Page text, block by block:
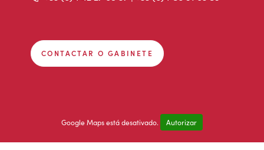
CONTACTAR O GABINETE
Google Maps está desativado. Autorizar